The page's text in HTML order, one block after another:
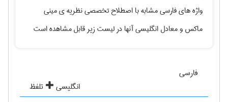
واژه های فارسی مشابه با اصطلاح تخصصینظریه ی مینی
ماکسو معادل انگلیسی آنها در لیست زیر قابل مشاهده است
فارسی
انگلیسی
تلفظ